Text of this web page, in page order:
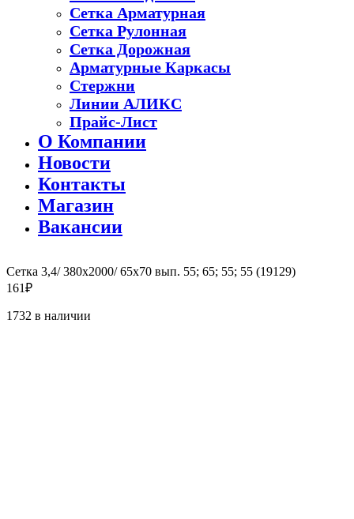
Сетка Арматурная
Сетка Рулонная
Сетка Дорожная
Арматурные Каркасы
Стержни
Линии АЛИКС
Прайс-Лист
О Компании
Новости
Контакты
Магазин
Вакансии
Сетка 3,4/ 380х2000/ 65х70 вып. 55; 65; 55; 55 (19129)
161₽
1732 в наличии